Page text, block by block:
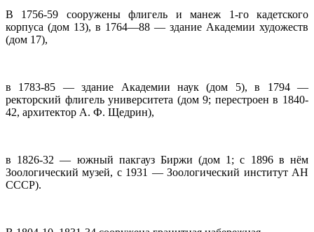
В 1756-59 сооружены флигель и манеж 1-го кадетского
корпуса (дом 13), в 1764—88 — здание Академии художеств
(дом 17),
в 1783-85 — здание Академии наук (дом 5), в 1794 —
ректорский флигель университета (дом 9; перестроен в 1840-
42, архитектор А. Ф. Щедрин),
в 1826-32 — южный пакгауз Биржи (дом 1; с 1896 в нём
Зоологический музей, с 1931 — Зоологический институт АН
СССР).